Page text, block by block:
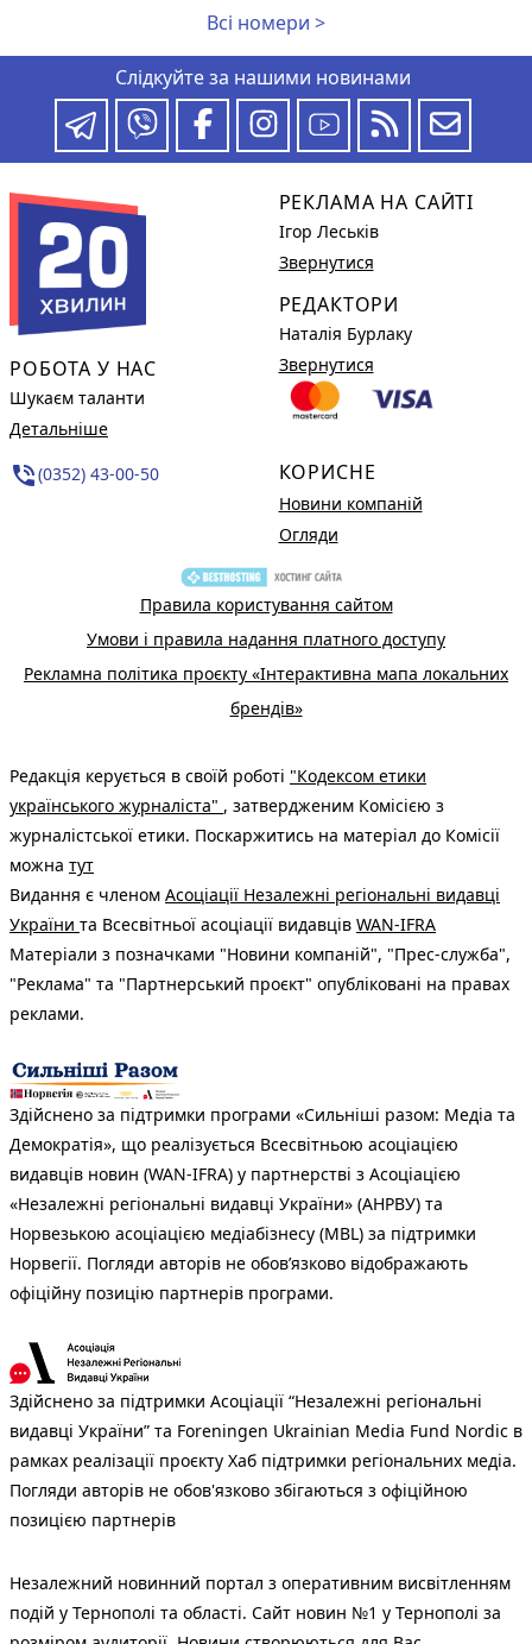
Всі номери >
Слідкуйте за нашими новинами
РОБОТА У НАС
Шукаєм таланти
Детальніше
phone_in_talk(0352) 43-00-50
РЕКЛАМА НА САЙТІ
Ігор Леськів
Звернутися
РЕДАКТОРИ
Наталія Бурлаку
Звернутися
КОРИСНЕ
Новини компаній
Огляди
Правила користування сайтом
Умови і правила надання платного доступу
Рекламна політика проєкту «Інтерактивна мапа локальних
брендів»
Редакція керується в своїй роботі "Кодексом етики
українського журналіста" , затвердженим Комісією з
журналістської етики. Поскаржитись на матеріал до Комісії
можна тут
Видання є членом Асоціації Незалежні регіональні видавці
України та Всесвітньої асоціації видавців WAN-IFRA
Матеріали з позначками "Новини компаній", "Прес-служба",
"Реклама" та "Партнерський проєкт" опубліковані на правах
реклами.
Здійснено за підтримки програми «Сильніші разом: Медіа та
Демократія», що реалізується Всесвітньою асоціацією
видавців новин (WAN-IFRA) у партнерстві з Асоціацією
«Незалежні регіональні видавці України» (АНРВУ) та
Норвезькою асоціацією медіабізнесу (MBL) за підтримки
Норвегії. Погляди авторів не обов’язково відображають
офіційну позицію партнерів програми.
Здійснено за підтримки Асоціації “Незалежні регіональні
видавці України” та Foreningen Ukrainian Media Fund Nordic в
рамках реалізації проєкту Хаб підтримки регіональних медіа.
Погляди авторів не обов'язково збігаються з офіційною
позицією партнерів
Незалежний новинний портал з оперативним висвітленням
подій у Тернополі та області. Сайт новин №1 у Тернополі за